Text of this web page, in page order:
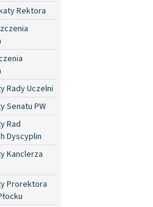
Rektora
Rady Uczelni
Senatu PW
Rad
Dyscyplin
Kanclerza
Prorektora